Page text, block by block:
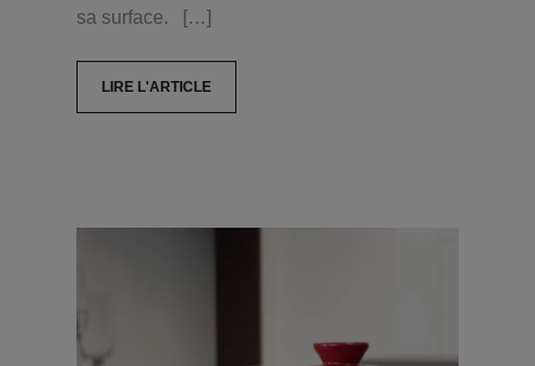
sa surface. […]
LIRE L'ARTICLE